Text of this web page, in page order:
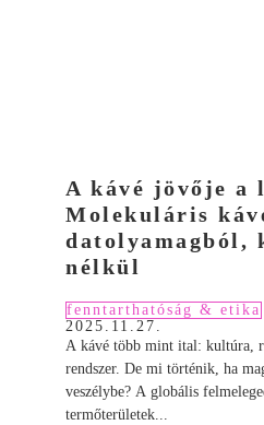
A kávé jövője a
Molekuláris
datolyamagból,
nélkül
fenntarthatóság & etika
2025.11.27.
A kávé több mint ital: kultúra,
rendszer. De mi történik, ha
veszélybe? A globális
termőterületek...